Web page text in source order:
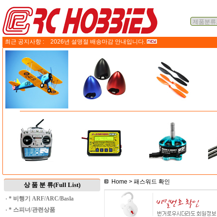
최근 공지사항 : 2026년 설명절 배송마감 안내입니다.
상 품 분 류(Full List)
· * 비행기 ARF/ARC/Basla
· * 스피너/관련상품
Home > 패스워드 확인